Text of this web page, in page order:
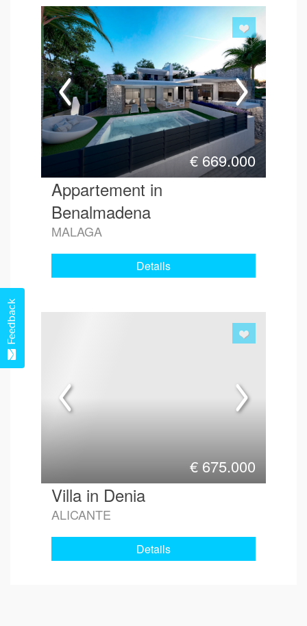
€ 669.000
Appartement in
Benalmadena
MALAGA
Details
€ 675.000
Villa in Denia
ALICANTE
Details
Feedback